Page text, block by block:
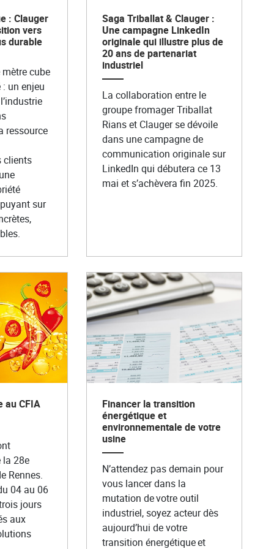
: Clauger
vers
durable
cube
: un enjeu
ressource
clients
sur
Saga Triballat & Clauger :
Une campagne LinkedIn
originale qui illustre plus de
20 ans de partenariat
industriel
La collaboration entre le
groupe fromager Triballat
Rians et Clauger se dévoile
dans une campagne de
communication originale sur
LinkedIn qui débutera ce 13
mai et s’achèvera fin 2025.
au CFIA
la 28e
Rennes.
04 au 06
jours
aux
Financer la transition
énergétique et
environnementale de votre
usine
N’attendez pas demain pour
vous lancer dans la
mutation de votre outil
industriel, soyez acteur dès
aujourd’hui de votre
transition énergétique et